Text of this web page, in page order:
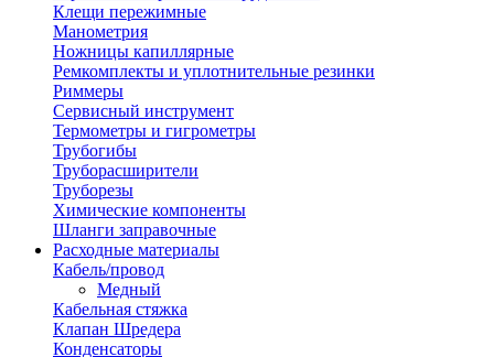
Клещи пережимные
Манометрия
Ножницы капиллярные
Ремкомплекты и уплотнительные резинки
Риммеры
Сервисный инструмент
Термометры и гигрометры
Трубогибы
Труборасширители
Труборезы
Химические компоненты
Шланги заправочные
Расходные материалы
Кабель/провод
Медный
Кабельная стяжка
Клапан Шредера
Конденсаторы